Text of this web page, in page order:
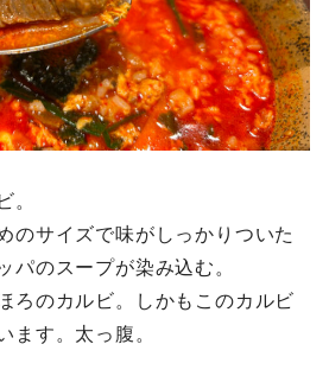
。
のサイズで味がしっかりついた
パのスープが染み込む。
ろのカルビ。しかもこのカルビ
ます。太っ腹。